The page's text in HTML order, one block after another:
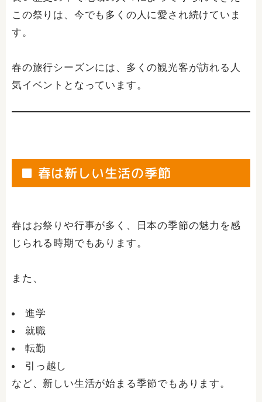
この祭りは、今でも多くの人に愛され続けていま
す。
春の旅行シーズンには、多くの観光客が訪れる人
気イベントとなっています。
■ 春は新しい生活の季節
春はお祭りや行事が多く、日本の季節の魅力を感
じられる時期でもあります。
また、
進学
就職
転勤
引っ越し
など、新しい生活が始まる季節でもあります。